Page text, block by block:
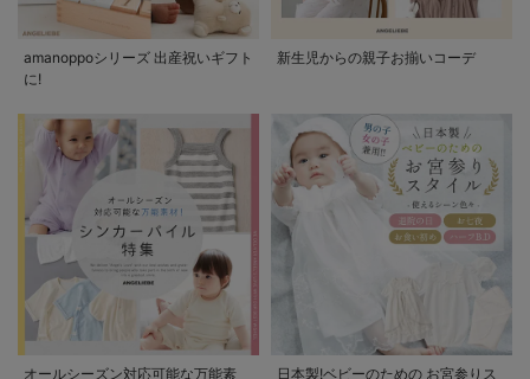
amanoppoシリーズ 出産祝いギフト
に!
新生児からの親子お揃いコーデ
オールシーズン対応可能な万能素 日本製!ベビーのための お宮参りス